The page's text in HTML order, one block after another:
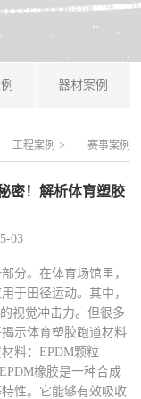
器材案例
工程案例 > 赛事案例
密！解析体育塑胶
03
分。在体育场馆里，
于田径运动。其中，
视觉冲击力。但很多
示体育塑胶跑道材料
料：EPDM颗粒
橡胶是一种合成
性。它能够有效吸收